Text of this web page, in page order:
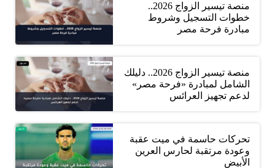
منصة تيسير الزواج 2026..
خطوات التسجيل وشروط
مبادرة فرحة مصر
منصة تيسير الزواج 2026.. دليلك
الشامل لمبادرة «فرحة مصر»
لدعم تجهيز العرائس
تحركات حاسمة في ميت عقبة
وعودة مرتقبة لحارس العرين
الأبيض